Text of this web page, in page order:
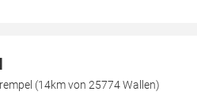
(14km von 25774 Wallen)